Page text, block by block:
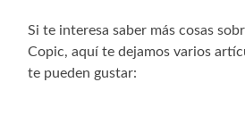
Si te interesa saber más cosas
Copic, aquí te dejamos varios
te pueden gustar: